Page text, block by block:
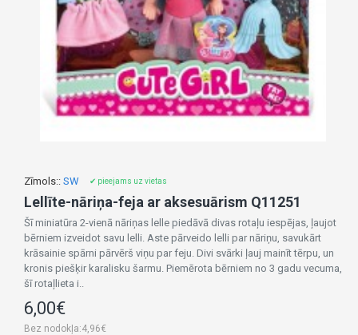
Zīmols:: SW ✔ pieejams uz vietas
Lellīte-nāriņa-feja ar aksesuārism Q11251
Šī miniatūra 2-vienā nāriņas lelle piedāvā divas rotaļu iespējas, ļaujot
bērniem izveidot savu lelli. Aste pārveido lelli par nāriņu, savukārt
krāsainie spārni pārvērš viņu par feju. Divi svārki ļauj mainīt tērpu, un
kronis piešķir karalisku šarmu. Piemērota bērniem no 3 gadu vecuma,
šī rotaļlieta i..
6,00€
Bez nodokļa:4,96€